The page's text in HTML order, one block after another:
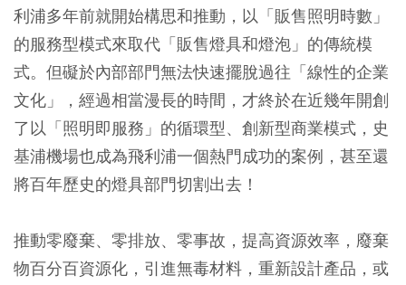
利浦多年前就開始構思和推動，以「販售照明時數」
的服務型模式來取代「販售燈具和燈泡」的傳統模
式。但礙於內部部門無法快速擺脫過往「線性的企業
文化」，經過相當漫長的時間，才終於在近幾年開創
了以「照明即服務」的循環型、創新型商業模式，史
基浦機場也成為飛利浦一個熱門成功的案例，甚至還
將百年歷史的燈具部門切割出去！
推動零廢棄、零排放、零事故，提高資源效率，廢棄
物百分百資源化，引進無毒材料，重新設計產品，或